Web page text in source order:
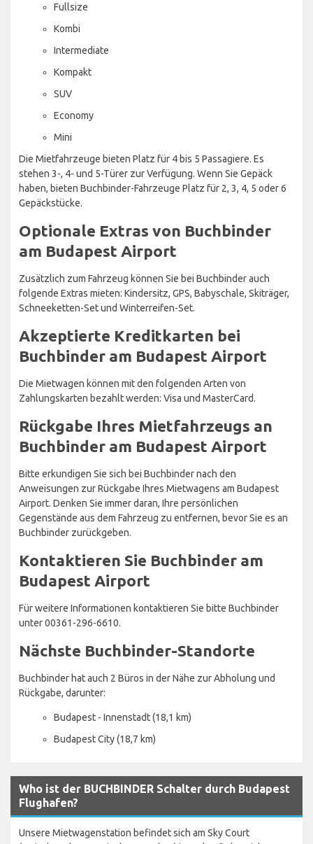
Fullsize
Kombi
Intermediate
Kompakt
SUV
Economy
Mini
Die Mietfahrzeuge bieten Platz für 4 bis 5 Passagiere. Es
stehen 3-, 4- und 5-Türer zur Verfügung. Wenn Sie Gepäck
haben, bieten Buchbinder-Fahrzeuge Platz für 2, 3, 4, 5 oder 6
Gepäckstücke.
Optionale Extras von Buchbinder
am Budapest Airport
Zusätzlich zum Fahrzeug können Sie bei Buchbinder auch
folgende Extras mieten: Kindersitz, GPS, Babyschale, Skiträger,
Schneeketten-Set und Winterreifen-Set.
Akzeptierte Kreditkarten bei
Buchbinder am Budapest Airport
Die Mietwagen können mit den folgenden Arten von
Zahlungskarten bezahlt werden: Visa und MasterCard.
Rückgabe Ihres Mietfahrzeugs an
Buchbinder am Budapest Airport
Bitte erkundigen Sie sich bei Buchbinder nach den
Anweisungen zur Rückgabe Ihres Mietwagens am Budapest
Airport. Denken Sie immer daran, Ihre persönlichen
Gegenstände aus dem Fahrzeug zu entfernen, bevor Sie es an
Buchbinder zurückgeben.
Kontaktieren Sie Buchbinder am
Budapest Airport
Für weitere Informationen kontaktieren Sie bitte Buchbinder
unter 00361-296-6610.
Nächste Buchbinder-Standorte
Buchbinder hat auch 2 Büros in der Nähe zur Abholung und
Rückgabe, darunter:
Budapest - Innenstadt (18,1 km)
Budapest City (18,7 km)
Who ist der BUCHBINDER Schalter durch Budapest
Flughafen?
Unsere Mietwagenstation befindet sich am Sky Court